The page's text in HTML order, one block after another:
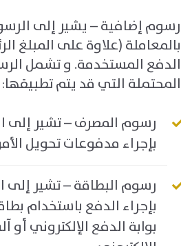
رسوم إضافية – يشير إلى
بالمعاملة (علاوة على المبلغ
الدفع المستخدمة. و تشمل
المحتملة التي قد يتم تطبيقها:
رسوم المصرف – تشير إلى
بإجراء مدفوعات تحويل
رسوم البطاقة – تشير إلى
بإجراء الدفع باستخدام
بوابة الدفع الإلكتروني أو